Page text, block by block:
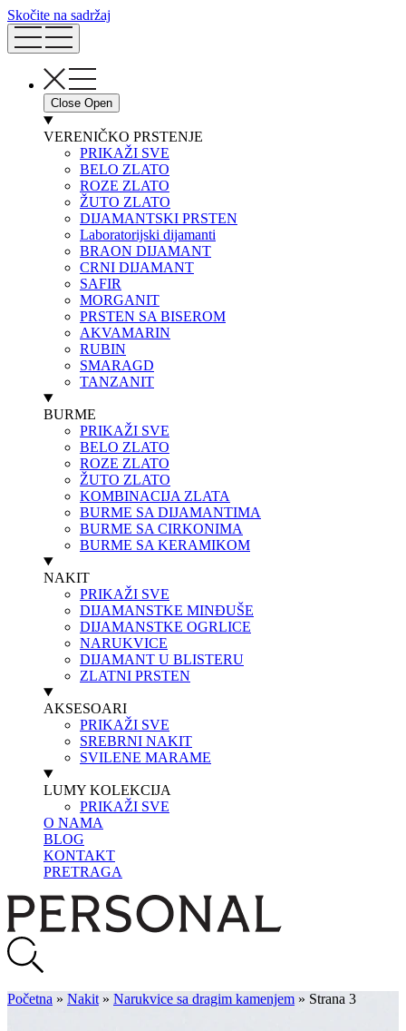
Skočite na sadržaj
Close Open
VERENIČKO PRSTENJE
PRIKAŽI SVE
BELO ZLATO
ROZE ZLATO
ŽUTO ZLATO
DIJAMANTSKI PRSTEN
Laboratorijski dijamanti
BRAON DIJAMANT
CRNI DIJAMANT
SAFIR
MORGANIT
PRSTEN SA BISEROM
AKVAMARIN
RUBIN
SMARAGD
TANZANIT
BURME
PRIKAŽI SVE
BELO ZLATO
ROZE ZLATO
ŽUTO ZLATO
KOMBINACIJA ZLATA
BURME SA DIJAMANTIMA
BURME SA CIRKONIMA
BURME SA KERAMIKOM
NAKIT
PRIKAŽI SVE
DIJAMANSTKE MINĐUŠE
DIJAMANSTKE OGRLICE
NARUKVICE
DIJAMANT U BLISTERU
ZLATNI PRSTEN
AKSESOARI
PRIKAŽI SVE
SREBRNI NAKIT
SVILENE MARAME
LUMY KOLEKCIJA
PRIKAŽI SVE
O NAMA
BLOG
KONTAKT
PRETRAGA
Početna » Nakit » Narukvice sa dragim kamenjem » Strana 3